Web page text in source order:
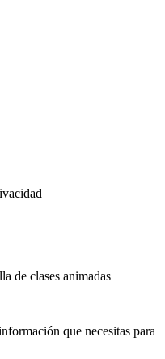
que necesitas para